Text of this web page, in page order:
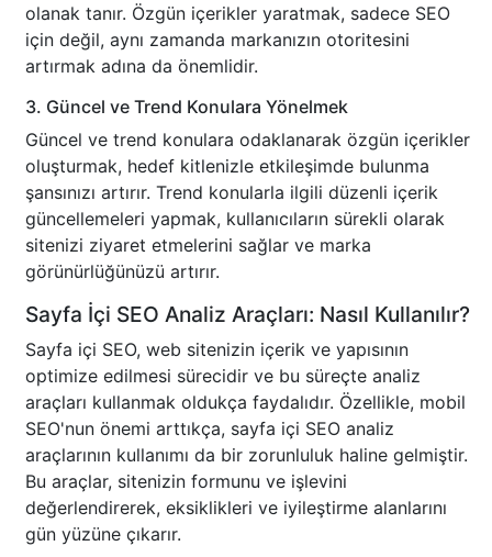
olanak tanır. Özgün içerikler yaratmak, sadece SEO
için değil, aynı zamanda markanızın otoritesini
artırmak adına da önemlidir.
3. Güncel ve Trend Konulara Yönelmek
Güncel ve trend konulara odaklanarak özgün içerikler
oluşturmak, hedef kitlenizle etkileşimde bulunma
şansınızı artırır. Trend konularla ilgili düzenli içerik
güncellemeleri yapmak, kullanıcıların sürekli olarak
sitenizi ziyaret etmelerini sağlar ve marka
görünürlüğünüzü artırır.
Sayfa İçi SEO Analiz Araçları: Nasıl Kullanılır?
Sayfa içi SEO, web sitenizin içerik ve yapısının
optimize edilmesi sürecidir ve bu süreçte analiz
araçları kullanmak oldukça faydalıdır. Özellikle, mobil
SEO'nun önemi arttıkça, sayfa içi SEO analiz
araçlarının kullanımı da bir zorunluluk haline gelmiştir.
Bu araçlar, sitenizin formunu ve işlevini
değerlendirerek, eksiklikleri ve iyileştirme alanlarını
gün yüzüne çıkarır.